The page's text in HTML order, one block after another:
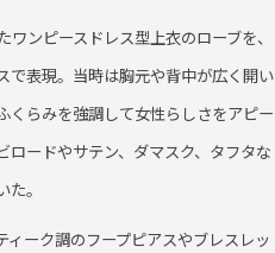
ワンピースドレス型上衣のローブを、
で表現。当時は胸元や背中が広く開い
くらみを強調して女性らしさをアピー
ロードやサテン、ダマスク、タフタな
。
ィーク調のフープピアスやブレスレッ